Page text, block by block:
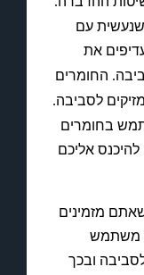
עם
את
. החומרים
לסביבה.
בחומרים
להיכנס אליכם
מזמינים
משתמש
ובכך